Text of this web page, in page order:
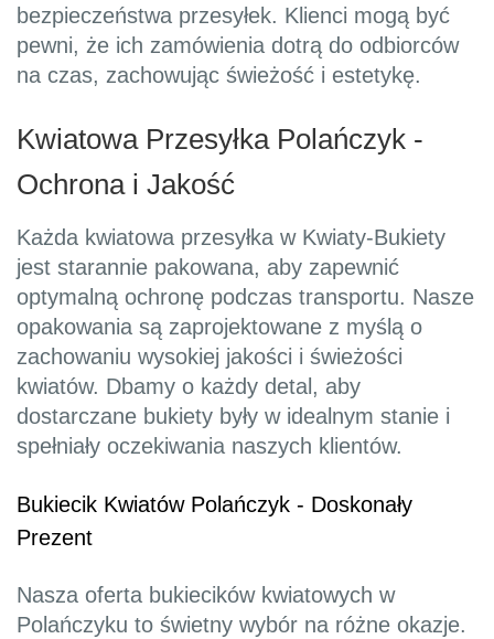
bezpieczeństwa przesyłek. Klienci mogą być
pewni, że ich zamówienia dotrą do odbiorców
na czas, zachowując świeżość i estetykę.
Kwiatowa Przesyłka Polańczyk -
Ochrona i Jakość
Każda kwiatowa przesyłka w Kwiaty-Bukiety
jest starannie pakowana, aby zapewnić
optymalną ochronę podczas transportu. Nasze
opakowania są zaprojektowane z myślą o
zachowaniu wysokiej jakości i świeżości
kwiatów. Dbamy o każdy detal, aby
dostarczane bukiety były w idealnym stanie i
spełniały oczekiwania naszych klientów.
Bukiecik Kwiatów Polańczyk - Doskonały
Prezent
Nasza oferta bukiecików kwiatowych w
Polańczyku to świetny wybór na różne okazje.